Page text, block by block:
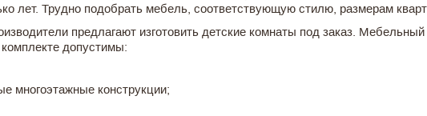
лет. Трудно подобрать мебель, соответствующую стилю, размерам
предлагают изготовить детские комнаты под заказ.
допустимы:
многоэтажные конструкции;